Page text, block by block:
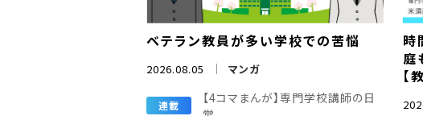
ベテラン教員が多い学校での苦悩
2026.08.05 マンガ
連載
【4コマまんが】専門学校講師の日
時
庭
【